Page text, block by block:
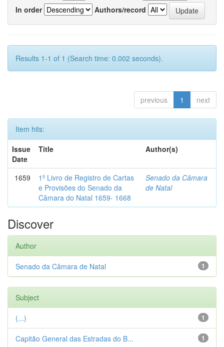
In order
Authors/record
Results 1-1 of 1 (Search time: 0.002 seconds).
previous 1 next
Item hits:
Issue
Date
Title Author(s)
1659
1º Livro de Registro de Cartas
e Provisões do Senado da
Câmara do Natal 1659- 1668
Senado da Câmara
de Natal
Discover
Author
1
Senado da Câmara de Natal
Subject
1
(...)
1
Capitão General das Estradas do B...